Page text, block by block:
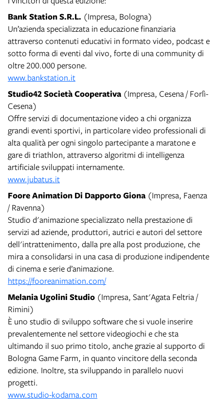
Bank Station S.R.L. (Impresa, Bologna)
Un’azienda specializzata in educazione finanziaria
attraverso contenuti educativi in formato video, podcast e
sotto forma di eventi dal vivo, forte di una community di
oltre 200.000 persone.
www.bankstation.it
Studio42 Società Cooperativa (Impresa, Cesena / Forlì-
Cesena)
Offre servizi di documentazione video a chi organizza
grandi eventi sportivi, in particolare video professionali di
alta qualità per ogni singolo partecipante a maratone e
gare di triathlon, attraverso algoritmi di intelligenza
artificiale sviluppati internamente.
www.jubatus.it
Foore Animation Di Dapporto Giona (Impresa, Faenza
/ Ravenna)
Studio d'animazione specializzato nella prestazione di
servizi ad aziende, produttori, autrici e autori del settore
dell'intrattenimento, dalla pre alla post produzione, che
mira a consolidarsi in una casa di produzione indipendente
di cinema e serie d’animazione.
https://fooreanimation.com/
Melania Ugolini Studio (Impresa, Sant'Agata Feltria /
Rimini)
È uno studio di sviluppo software che si vuole inserire
prevalentemente nel settore videogiochi e che sta
ultimando il suo primo titolo, anche grazie al supporto di
Bologna Game Farm, in quanto vincitore della seconda
edizione. Inoltre, sta sviluppando in parallelo nuovi
progetti.
www.studio-kodama.com